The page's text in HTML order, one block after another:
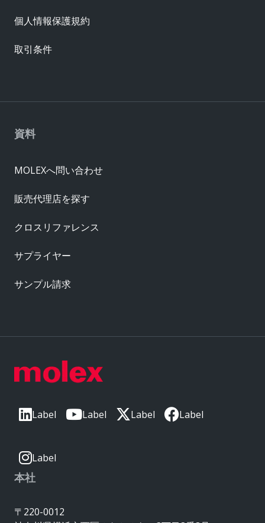
Label Label Label Label
Label
本社
〒220-0012
資料
MOLEXへ問い合わせ
販売代理店を探す
クロスリファレンス
サプライヤー
サンプル請求
個人情報保護規約
取引条件